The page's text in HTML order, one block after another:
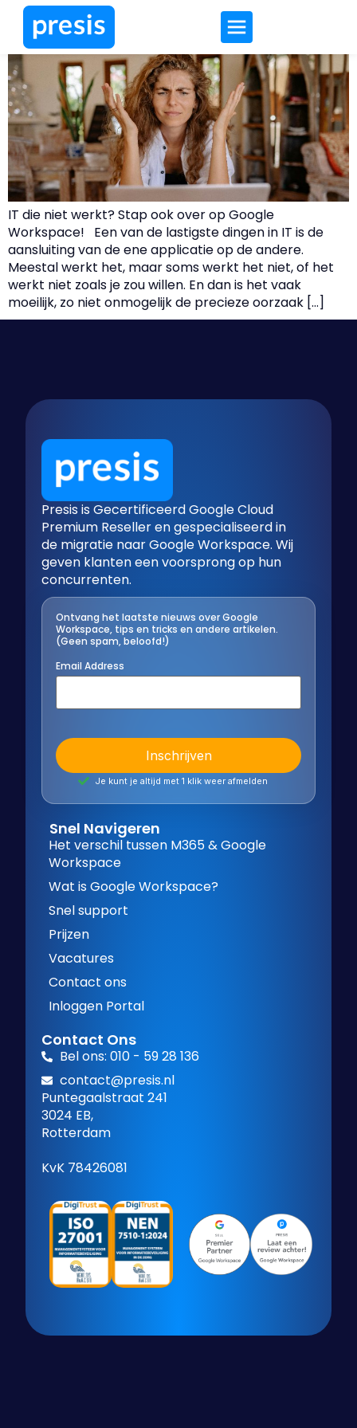
IT die niet werkt?
IT die niet werkt? Stap ook over op Google
Workspace! Een van de lastigste dingen in IT is de
aansluiting van de ene applicatie op de andere.
Meestal werkt het, maar soms werkt het niet, of het
werkt niet zoals je zou willen. En dan is het vaak
moeilijk, zo niet onmogelijk de precieze oorzaak […]
Presis is Gecertificeerd Google Cloud
Premium Reseller en gespecialiseerd in
de migratie naar Google Workspace. Wij
geven klanten een voorsprong op hun
concurrenten.
Ontvang het laatste nieuws over Google
Workspace, tips en tricks en andere artikelen.
(Geen spam, beloofd!)
Email Address
Je kunt je altijd met 1 klik weer afmelden
Snel Navigeren
Het verschil tussen M365 & Google
Workspace
Wat is Google Workspace?
Snel support
Prijzen
Vacatures
Contact ons
Inloggen Portal
Contact Ons
Bel ons: 010 - 59 28 136
contact@presis.nl
Puntegaalstraat 241
3024 EB,
Rotterdam
KvK 78426081